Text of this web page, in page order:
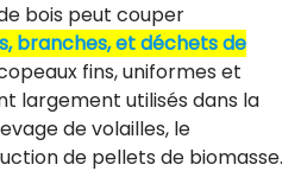
bois peut couper
branches, et déchets de
fins, uniformes et
largement utilisés dans la
de volailles, le
de pellets de biomasse.